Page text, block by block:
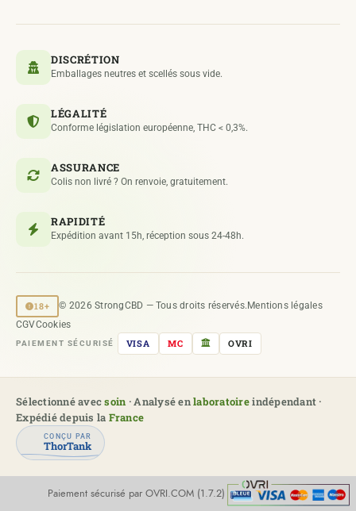
DISCRÉTION
Emballages neutres et scellés sous vide.
LÉGALITÉ
Conforme législation européenne, THC < 0,3%.
ASSURANCE
Colis non livré ? On renvoie, gratuitement.
RAPIDITÉ
Expédition avant 15h, réception sous 24-48h.
18+ © 2026 StrongCBD — Tous droits réservés. Mentions légales
CGVCookies
PAIEMENT SÉCURISÉ VISA MC OVRI
Sélectionné avecsoin · Analysé enlaboratoireindépendant ·
Expédié depuis la France
CONÇU PAR
ThorTank
Paiement sécurisé par OVRI.COM (1.7.2)